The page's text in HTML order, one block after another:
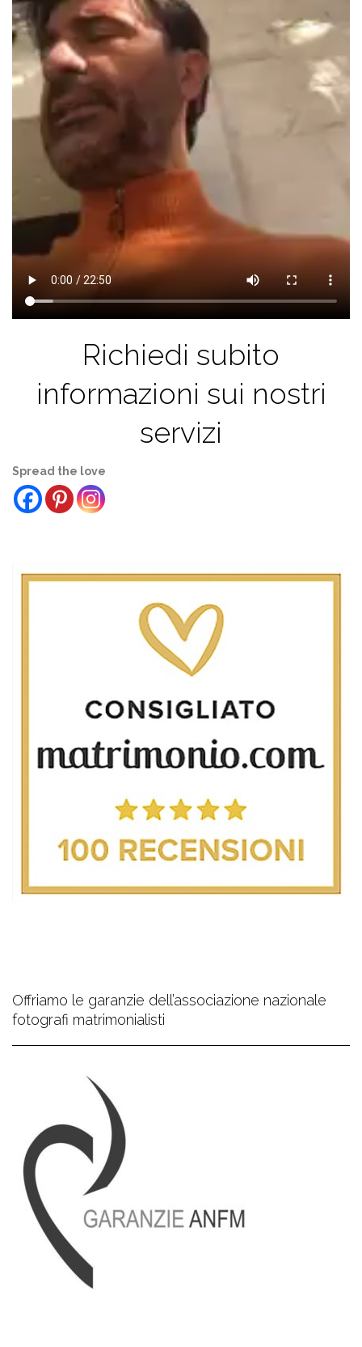
Richiedi subito
informazioni sui nostri
servizi
Spread the love
Offriamo le garanzie dell’associazione nazionale
fotografi matrimonialisti